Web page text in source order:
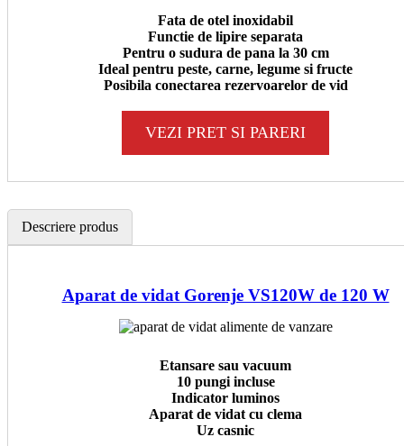
Fata de otel inoxidabil
Functie de lipire separata
Pentru o sudura de pana la 30 cm
Ideal pentru peste, carne, legume si fructe
Posibila conectarea rezervoarelor de vid
VEZI PRET SI PARERI
Descriere produs
Aparat de vidat Gorenje VS120W de 120 W
Etansare sau vacuum
10 pungi incluse
Indicator luminos
Aparat de vidat cu clema
Uz casnic